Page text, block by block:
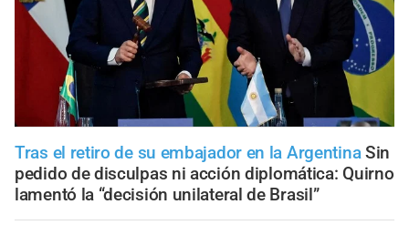
Tras el retiro de su embajador en la Argentina Sin
pedido de disculpas ni acción diplomática: Quirno
lamentó la “decisión unilateral de Brasil”